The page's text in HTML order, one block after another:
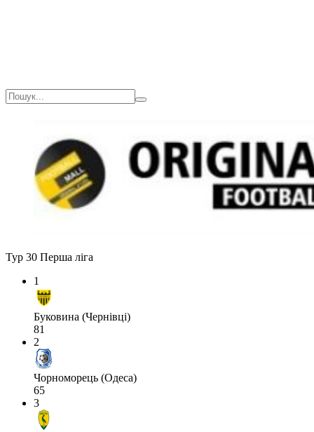
Тур 30 Перша ліга
1
Буковина (Чернівці)
81
2
Чорноморець (Одеса)
65
3